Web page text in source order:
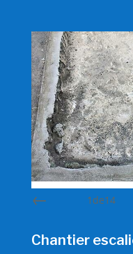
1 de14
Chantier